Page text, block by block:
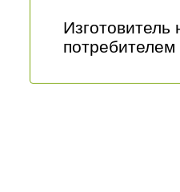
Изготовитель